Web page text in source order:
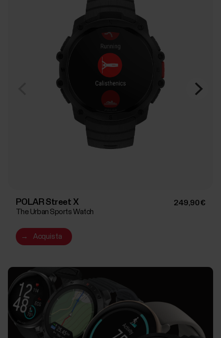
POLAR Street X
The Urban Sports Watch
249,90 €
→ Acquista